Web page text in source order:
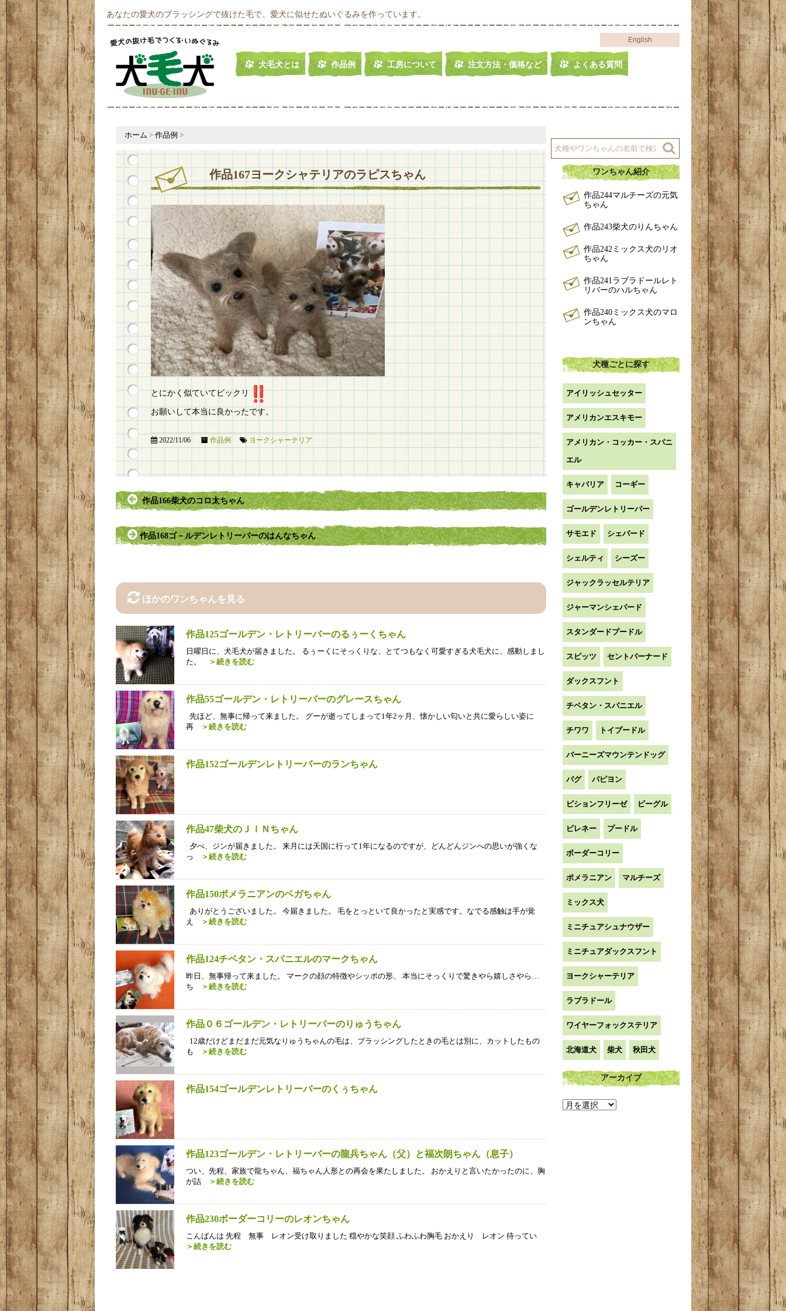
あなたの愛犬のブラッシングで抜けた毛で、愛犬に似せたぬいぐるみを作っています。
English
犬毛犬とは 作品例 工房について 注文方法・価格など よくある質問
ホーム > 作品例 >
作品167ヨークシャテリアのラピスちゃん
とにかく似ていてビックリ
お願いして本当に良かったです。
2022/11/06 作品例 ヨークシャーテリア
作品166柴犬のコロ太ちゃん
作品168ゴ－ルデンレトリーバーのはんなちゃん
ほかのワンちゃんを見る
作品125ゴールデン・レトリーバーのるぅーくちゃん
日曜日に、犬毛犬が届きました。 るぅーくにそっくりな、とてつもなく可愛すぎる犬毛犬に、感動しまし
た。
＞続きを読む
作品55ゴールデン・レトリーバーのグレースちゃん
先ほど、無事に帰って来ました。 グーが逝ってしまって1年2ヶ月、懐かしい匂いと共に愛らしい姿に
再 ＞続きを読む
作品152ゴールデンレトリーバーのランちゃん
作品47柴犬のＪＩＮちゃん
夕べ、ジンが届きました。 来月には天国に行って1年になるのですが、どんどんジンへの思いが強くな
っ
＞続きを読む
作品150ポメラニアンのベガちゃん
ありがとうございました。 今届きました。 毛をとっといて良かったと実感です。なでる感触は手が覚
え
＞続きを読む
作品124チベタン・スパニエルのマークちゃん
昨日、無事帰って来ました。 マークの顔の特徴やシッポの形、 本当にそっくりで驚きやら嬉しさやら…
ち ＞続きを読む
作品０６ゴールデン・レトリーバーのりゅうちゃん
12歳だけどまだまだ元気なりゅうちゃんの毛は、ブラッシングしたときの毛とは別に、カットしたもの
も
＞続きを読む
作品154ゴールデンレトリーバーのくぅちゃん
作品123ゴールデン・レトリーバーの龍兵ちゃん（父）と福次朗ちゃん（息子）
つい、先程、家族で龍ちゃん、福ちゃん人形との再会を果たしました。 おかえりと言いたかったのに、胸
が詰 ＞続きを読む
作品230ボーダーコリーのレオンちゃん
こんばんは 先程 無事 レオン受け取りました 穏やかな笑顔 ふわふわ胸毛 おかえり レオン 待ってい
＞続きを読む
ワンちゃん紹介
作品244マルチーズの元気
ちゃん
作品243柴犬のりんちゃん
作品242ミックス犬のリオ
ちゃん
作品241ラブラドールレト
リバーのハルちゃん
作品240ミックス犬のマロ
ンちゃん
犬種ごとに探す
アイリッシュセッター
アメリカンエスキモー
アメリカン・コッカー・スパニ
エル
キャバリア コーギー
ゴールデンレトリーバー
サモエド シェパード
シェルティ シーズー
ジャックラッセルテリア
ジャーマンシェパード
スタンダードプードル
スピッツ セントバーナード
ダックスフント
チベタン・スパニエル
チワワ トイプードル
バーニーズマウンテンドッグ
パグ パピヨン
ビションフリーゼ ビーグル
ピレネー プードル
ボーダーコリー
ポメラニアン マルチーズ
ミックス犬
ミニチュアシュナウザー
ミニチュアダックスフント
ヨークシャーテリア
ラブラドール
ワイヤーフォックステリア
北海道犬 柴犬 秋田犬
アーカイブ
ア